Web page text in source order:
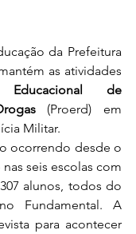
da Prefeitura
as atividades
Educacional de
(Proerd) em
Militar.
ocorrendo desde o
seis escolas com
alunos, todos do
Fundamental. A
para acontecer